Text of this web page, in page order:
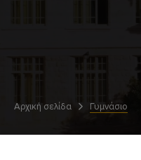
Αρχική σελίδα Γυμνάσιο